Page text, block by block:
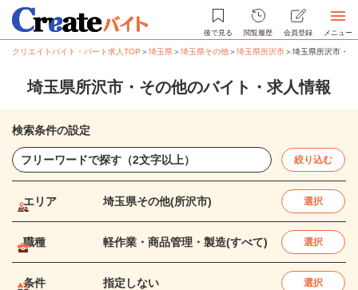
後で見る 閲覧履歴 会員登録 メニュー
クリエイトバイト・パート求人TOP ＞埼玉県＞埼玉県その他＞埼玉県所沢市＞埼玉県所沢市・
埼玉県所沢市・その他のバイト・求人情報
検索条件の設定
絞り込む
エリア 埼玉県その他(所沢市) 選択
職種 軽作業・商品管理・製造(すべて) 選択
条件 指定しない 選択